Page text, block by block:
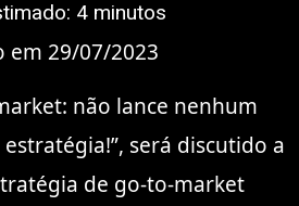
4 minutos
em 29/07/2023
não lance nenhum
será discutido a
de go-to-market